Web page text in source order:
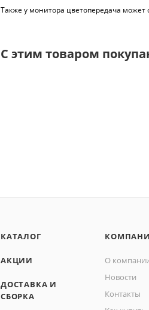
Также у монитора цветопередача может
С этим товаром
КАТАЛОГ
АКЦИИ
ДОСТАВКА И
СБОРКА
О
Новости
Контакты